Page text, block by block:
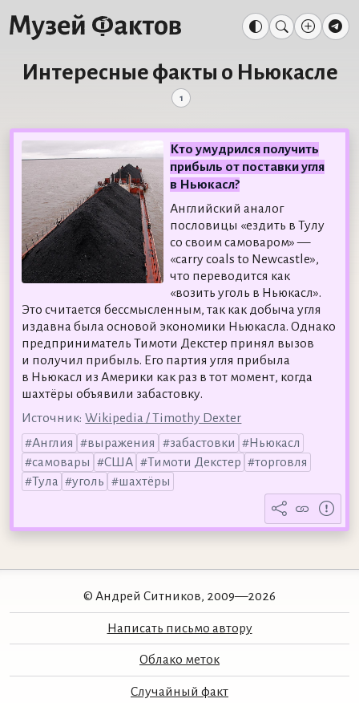
Интересные факты о Ньюкасле
1
Кто умудрился получить
прибыль от поставки угля
в Ньюкасл?
Английский аналог
пословицы «ездить в Тулу
со своим самоваром» —
«carry coals to Newcastle»,
что переводится как
«возить уголь в Ньюкасл».
Это считается бессмысленным, так как добыча угля
издавна была основой экономики Ньюкасла. Однако
предприниматель Тимоти Декстер принял вызов
и получил прибыль. Его партия угля прибыла
в Ньюкасл из Америки как раз в тот момент, когда
шахтёры объявили забастовку.
Источник: Wikipedia / Timothy Dexter
Англия
выражения забастовки
Ньюкасл
самовары
США Тимоти Декстер
торговля
Тула
уголь шахтёры
© Андрей Ситников, 2009—2026
Написать письмо автору
Облако меток
Случайный факт